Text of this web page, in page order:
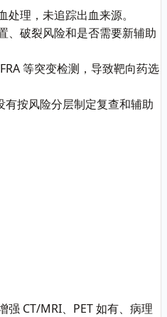
理，未追踪出血来源。
、破裂风险和是否需要新辅助
等突变检测，导致靶向药选
有按风险分层制定复查和辅助
强 CT/MRI、PET 如有、病理